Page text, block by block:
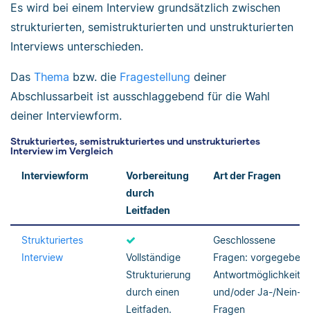
Es wird bei einem Interview grundsätzlich zwischen
strukturierten, semistrukturierten und unstrukturierten
Interviews unterschieden.
Das Thema bzw. die Fragestellung deiner
Abschlussarbeit ist ausschlaggebend für die Wahl
deiner Interviewform.
Strukturiertes, semistrukturiertes und unstrukturiertes
Interview im Vergleich
Interviewform
Vorbereitung
durch
Leitfaden
Art der Fragen
Strukturiertes
Interview
Vollständige
Strukturierung
durch einen
Leitfaden.
Geschlossene
Fragen:
und/oder Ja-/Nein-
Fragen